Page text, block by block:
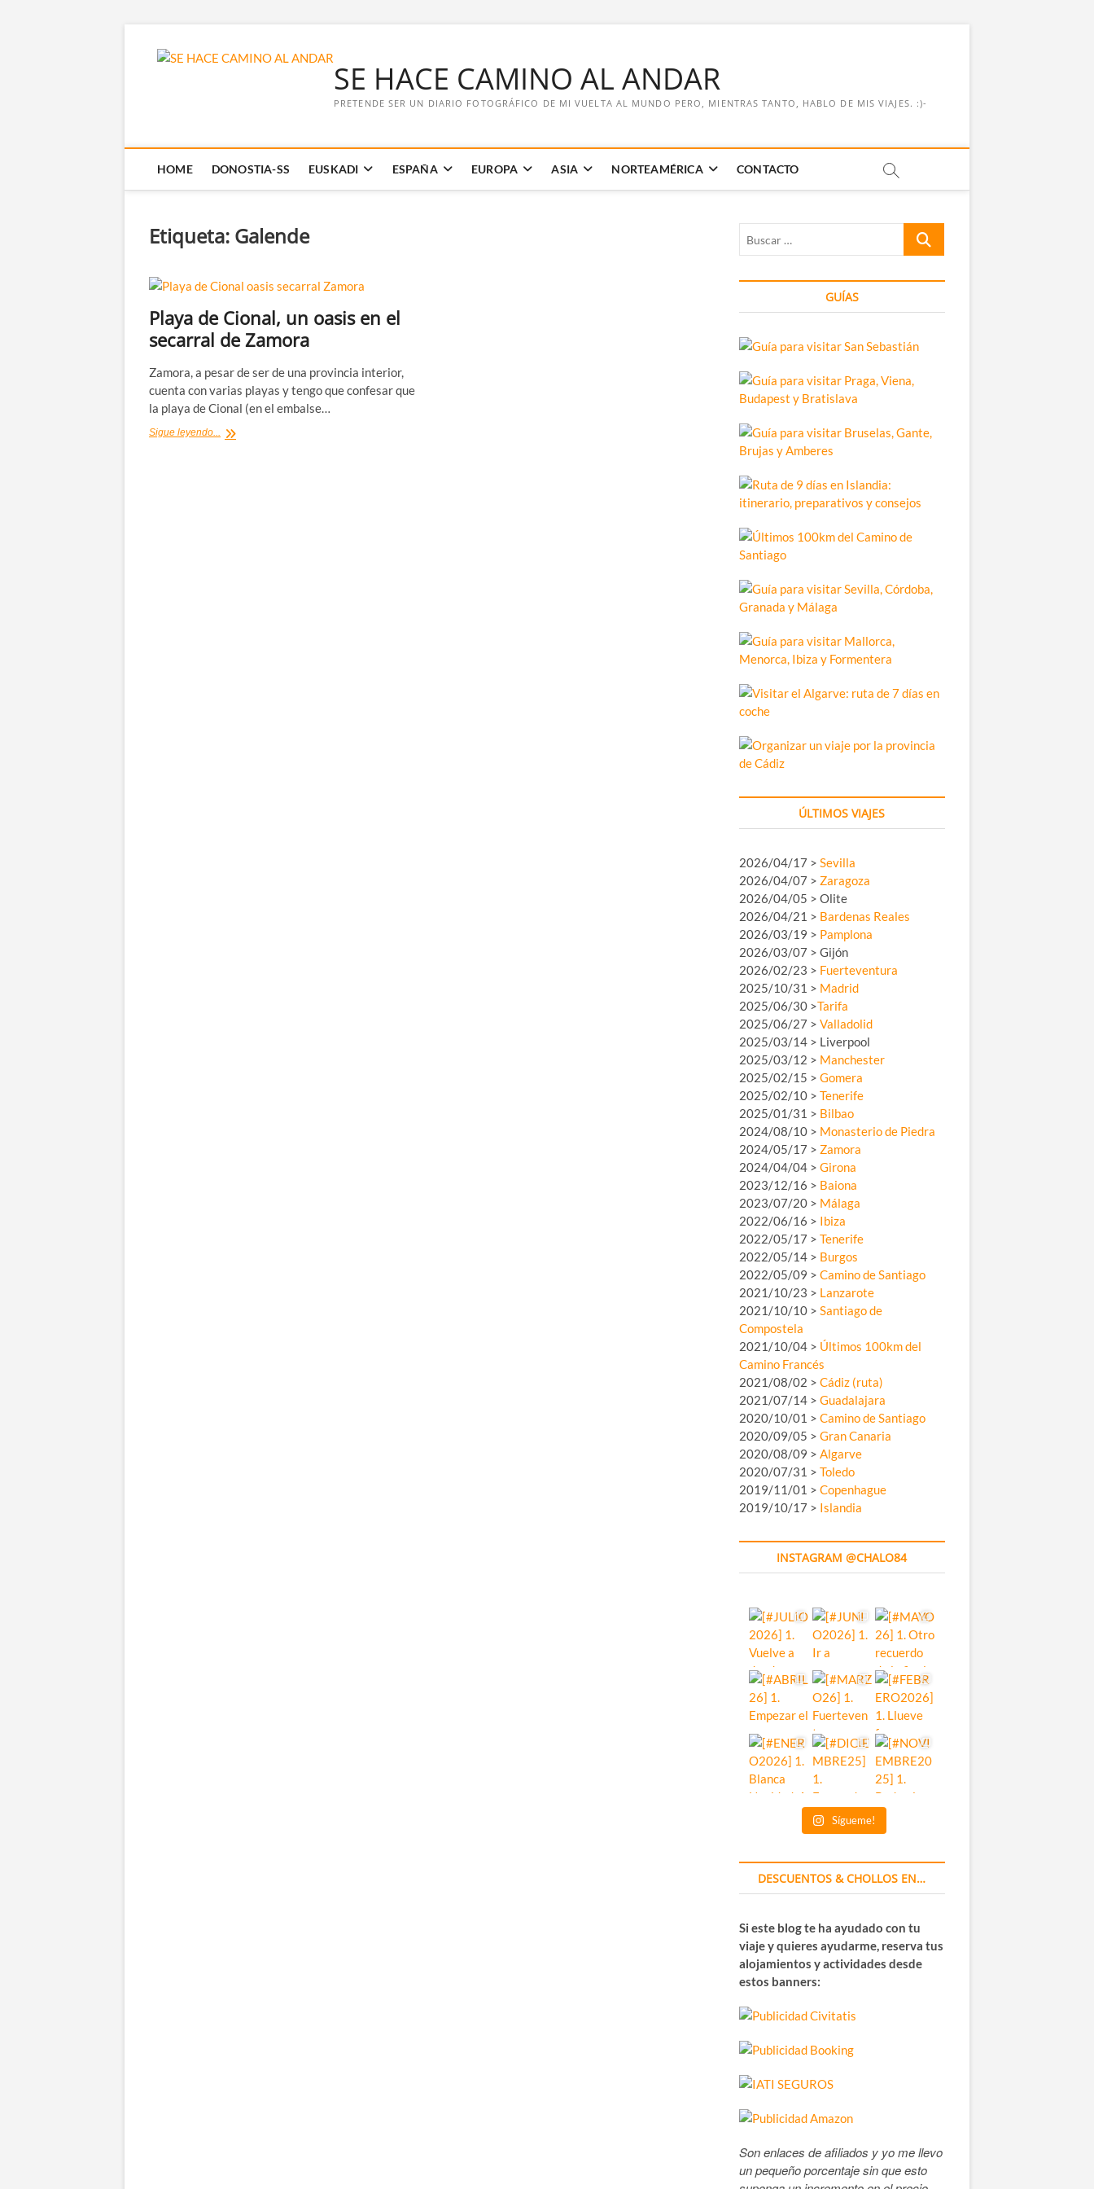
SE HACE CAMINO AL ANDAR
PRETENDE SER UN DIARIO FOTOGRÁFICO DE MI VUELTA AL MUNDO PERO, MIENTRAS TANTO, HABLO DE MIS VIAJES. :)-
HOME DONOSTIA-SS EUSKADI ESPAÑA EUROPA ASIA NORTEAMÉRICA CONTACTO
Etiqueta: Galende
Playa de Cional, un oasis en el
secarral de Zamora
Zamora, a pesar de ser de una provincia interior,
cuenta con varias playas y tengo que confesar que
la playa de Cional (en el embalse…
Sigue leyendo... Playa
Buscar
GUÍAS
ÚLTIMOS VIAJES
2026/04/17 > Sevilla
2026/04/07 > Zaragoza
2026/04/05 > Olite
2026/04/21 > Bardenas Reales
2026/03/19 > Pamplona
2026/03/07 > Gijón
2026/02/23 > Fuerteventura
2025/10/31 > Madrid
2025/06/30 >Tarifa
2025/06/27 > Valladolid
2025/03/14 > Liverpool
2025/03/12 > Manchester
2025/02/15 > Gomera
2025/02/10 > Tenerife
2025/01/31 > Bilbao
2024/08/10 > Monasterio de Piedra
2024/05/17 > Zamora
2024/04/04 > Girona
2023/12/16 > Baiona
2023/07/20 > Málaga
2022/06/16 > Ibiza
2022/05/17 > Tenerife
2022/05/14 > Burgos
2022/05/09 > Camino de Santiago
2021/10/23 > Lanzarote
2021/10/10 > Santiago de
Compostela
2021/10/04 > Últimos 100km del
Camino Francés
2021/08/02 > Cádiz (ruta)
2021/07/14 > Guadalajara
2020/10/01 > Camino de Santiago
2020/09/05 > Gran Canaria
2020/08/09 > Algarve
2020/07/31 > Toledo
2019/11/01 > Copenhague
2019/10/17 > Islandia
INSTAGRAM @CHALO84
Sígueme!
DESCUENTOS & CHOLLOS EN…
Si este blog te ha ayudado con tu
viaje y quieres ayudarme, reserva tus
alojamientos y actividades desde
estos banners:
Son enlaces de afiliados y yo me llevo
un pequeño porcentaje sin que esto